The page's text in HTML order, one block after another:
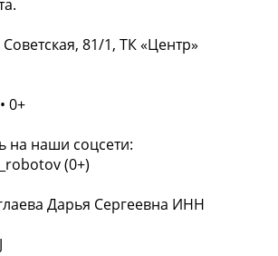
81/1, ТК «Центр»
0+
на наши соцсети:
(0+)
Дарья Сергеевна ИНН